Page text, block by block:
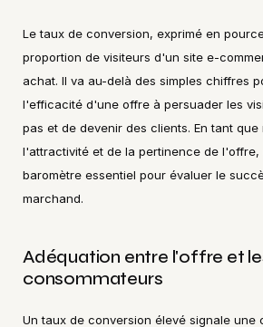
Le taux de conversion, exprimé en
proportion de visiteurs d'un site e-
achat. Il va au-delà des simples chiffres
l'efficacité d'une offre à persuader les
pas et de devenir des clients. En tant
l'attractivité et de la pertinence de l'offre,
baromètre essentiel pour évaluer le
marchand.
Adéquation entre l'offre et
consommateurs
Un taux de conversion élevé signale une